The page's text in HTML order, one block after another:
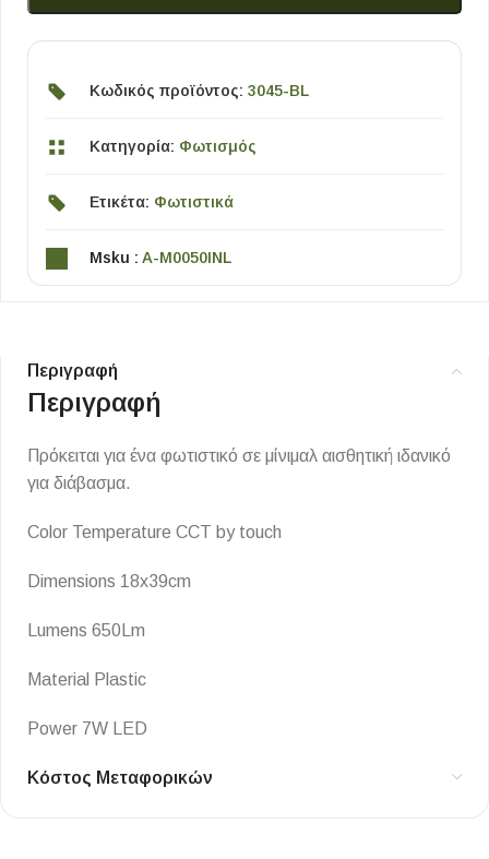
Κωδικός προϊόντος: 3045-BL
Κατηγορία: Φωτισμός
Ετικέτα: Φωτιστικά
Msku : A-M0050INL
Περιγραφή
Περιγραφή
Πρόκειται για ένα φωτιστικό σε μίνιμαλ αισθητική ιδανικό
για διάβασμα.
Color Temperature CCT by touch
Dimensions 18x39cm
Lumens 650Lm
Material Plastic
Power 7W LED
Κόστος Μεταφορικών